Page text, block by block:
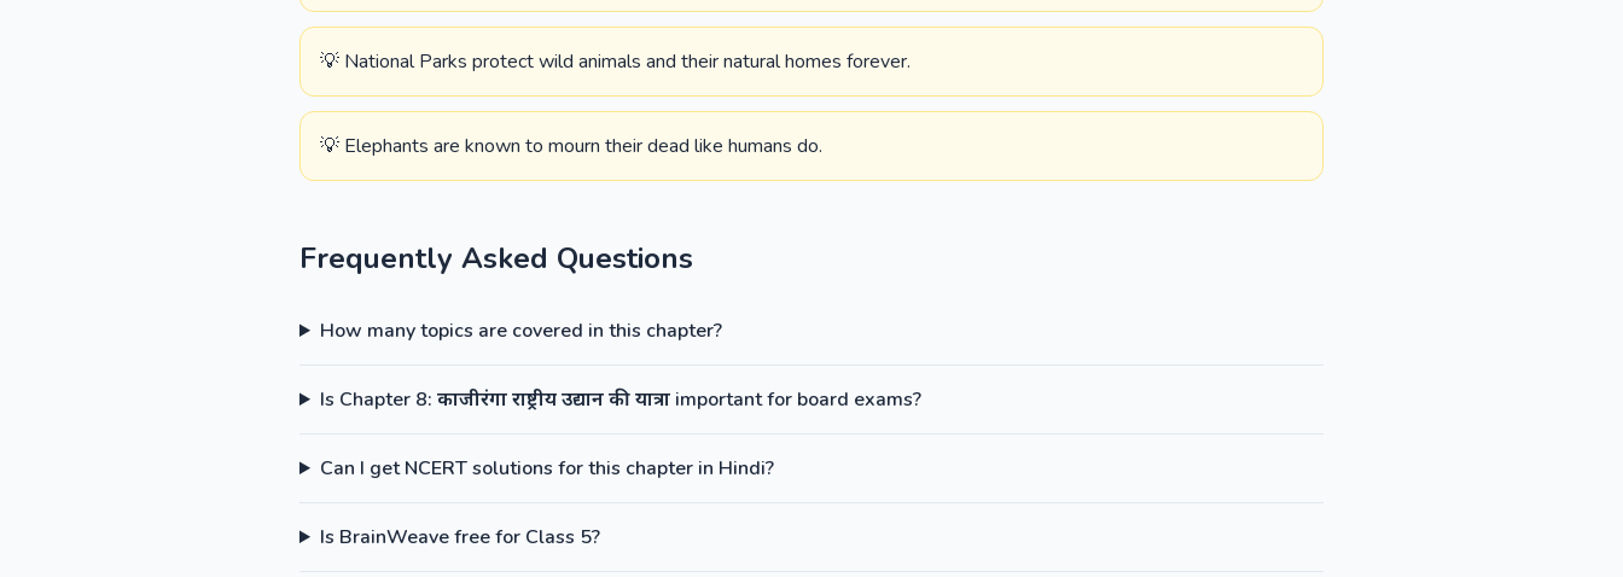
💡 National Parks protect wild animals and their natural homes forever.
💡 Elephants are known to mourn their dead like humans do.
Frequently Asked Questions
How many topics are covered in this chapter?
Is Chapter 8: काजीरंगा राष्ट्रीय उद्यान की यात्रा important for board exams?
Can I get NCERT solutions for this chapter in Hindi?
Is BrainWeave free for Class 5?